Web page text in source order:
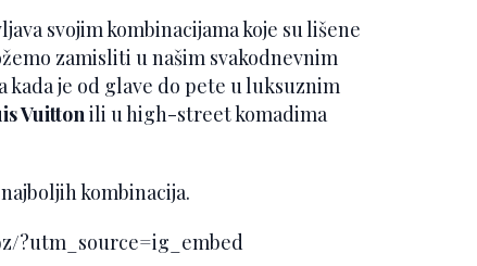
svojim kombinacijama koje su lišene
zamisliti u našim svakodnevnim
je od glave do pete u luksuznim
Vuitton ili u high-street komadima
kombinacija.
?utm_source=ig_embed